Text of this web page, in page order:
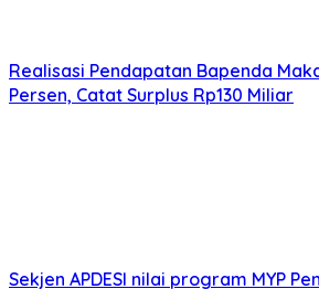
Realisasi Pendapatan Bapenda
Persen, Catat Surplus Rp130 Miliar
Sekjen APDESI nilai program MYP